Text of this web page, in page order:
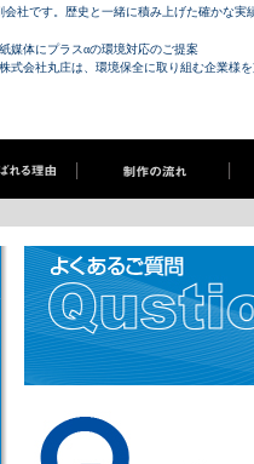
社です。歴史と一緒に積み上げた確かな実
紙媒体にプラスαの環境対応のご提案
株式会社丸庄は、環境保全に取り組む企業様